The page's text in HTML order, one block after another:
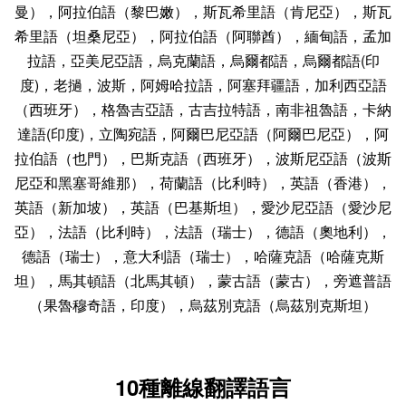
曼），阿拉伯語（黎巴嫩），斯瓦希里語（肯尼亞），斯瓦
希里語（坦桑尼亞），阿拉伯語（阿聯酋），緬甸語，孟加
拉語，亞美尼亞語，烏克蘭語，烏爾都語，烏爾都語(印
度)，老撾，波斯，阿姆哈拉語，阿塞拜疆語，加利西亞語
（西班牙），格魯吉亞語，古吉拉特語，南非祖魯語，卡納
達語(印度)，立陶宛語，阿爾巴尼亞語（阿爾巴尼亞），阿
拉伯語（也門），巴斯克語（西班牙），波斯尼亞語（波斯
尼亞和黑塞哥維那），荷蘭語（比利時），英語（香港），
英語（新加坡），英語（巴基斯坦），愛沙尼亞語（愛沙尼
亞），法語（比利時），法語（瑞士），德語（奧地利），
德語（瑞士），意大利語（瑞士），哈薩克語（哈薩克斯
坦），馬其頓語（北馬其頓），蒙古語（蒙古），旁遮普語
（果魯穆奇語，印度），烏茲別克語（烏茲別克斯坦）
10種離線翻譯語言